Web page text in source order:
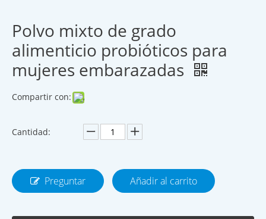
Polvo mixto de grado
alimenticio probióticos para
mujeres embarazadas
Compartir con:
Cantidad:
Preguntar Añadir al carrito